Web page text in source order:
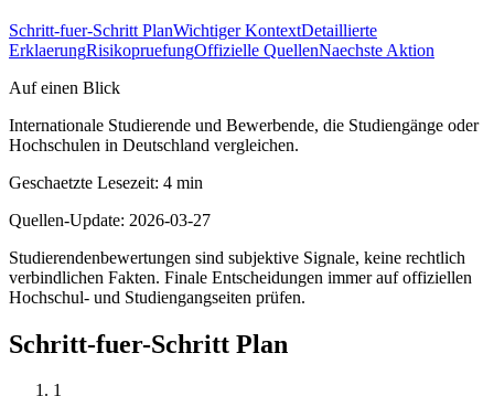
Schritt-fuer-Schritt PlanWichtiger KontextDetaillierte
ErklaerungRisikopruefungOffizielle QuellenNaechste Aktion
Auf einen Blick
Internationale Studierende und Bewerbende, die Studiengänge oder
Hochschulen in Deutschland vergleichen.
Geschaetzte Lesezeit: 4 min
Quellen-Update: 2026-03-27
Studierendenbewertungen sind subjektive Signale, keine rechtlich
verbindlichen Fakten. Finale Entscheidungen immer auf offiziellen
Hochschul- und Studiengangseiten prüfen.
Schritt-fuer-Schritt Plan
1